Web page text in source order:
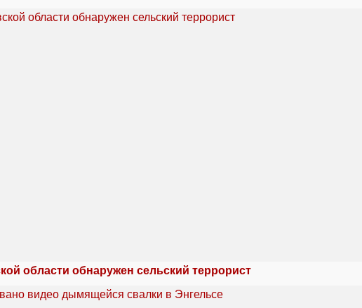
области обнаружен сельский террорист